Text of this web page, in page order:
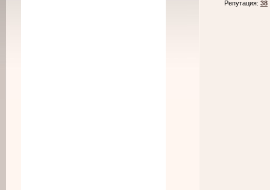
Репутация: 38